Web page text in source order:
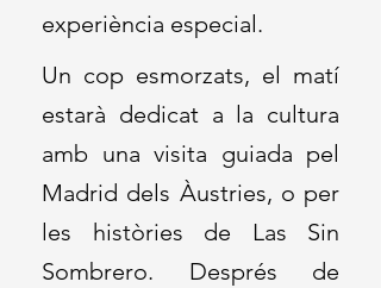
experiència especial.
Un cop esmorzats, el matí
estarà dedicat a la cultura
amb una visita guiada pel
Madrid dels Àustries, o per
les històries de Las Sin
Sombrero. Després de